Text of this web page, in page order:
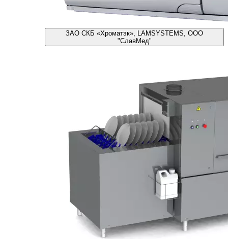
ЗАО СКБ «Хроматэк», LAMSYSTEMS, ООО
"СлавМед"